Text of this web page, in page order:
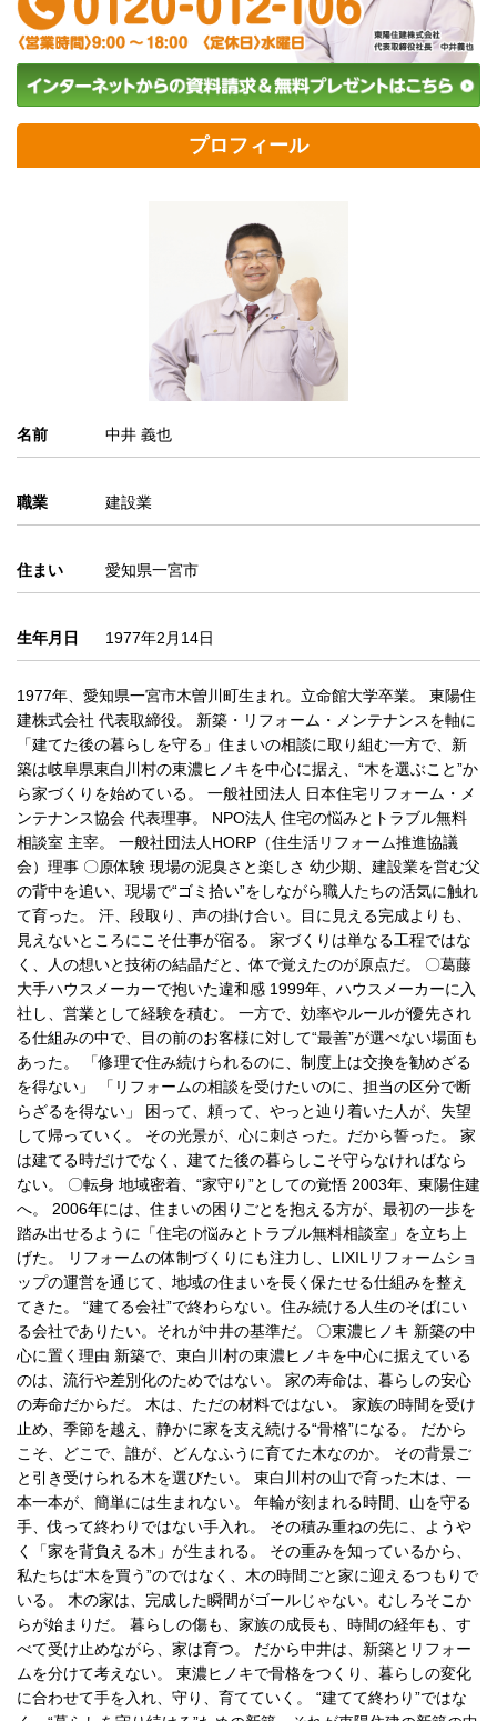
プロフィール
名前 中井 義也
職業 建設業
住まい 愛知県一宮市
生年月日 1977年2月14日
1977年、愛知県一宮市木曽川町生まれ。立命館大学卒業。 東陽住
建株式会社 代表取締役。 新築・リフォーム・メンテナンスを軸に
「建てた後の暮らしを守る」住まいの相談に取り組む一方で、新
築は岐阜県東白川村の東濃ヒノキを中心に据え、“木を選ぶこと”か
ら家づくりを始めている。 一般社団法人 日本住宅リフォーム・メ
ンテナンス協会 代表理事。 NPO法人 住宅の悩みとトラブル無料
相談室 主宰。 一般社団法人HORP（住生活リフォーム推進協議
会）理事 〇原体験 現場の泥臭さと楽しさ 幼少期、建設業を営む父
の背中を追い、現場で“ゴミ拾い”をしながら職人たちの活気に触れ
て育った。 汗、段取り、声の掛け合い。目に見える完成よりも、
見えないところにこそ仕事が宿る。 家づくりは単なる工程ではな
く、人の想いと技術の結晶だと、体で覚えたのが原点だ。 〇葛藤
大手ハウスメーカーで抱いた違和感 1999年、ハウスメーカーに入
社し、営業として経験を積む。 一方で、効率やルールが優先され
る仕組みの中で、目の前のお客様に対して“最善”が選べない場面も
あった。 「修理で住み続けられるのに、制度上は交換を勧めざる
を得ない」 「リフォームの相談を受けたいのに、担当の区分で断
らざるを得ない」 困って、頼って、やっと辿り着いた人が、失望
して帰っていく。 その光景が、心に刺さった。だから誓った。 家
は建てる時だけでなく、建てた後の暮らしこそ守らなければなら
ない。 〇転身 地域密着、“家守り”としての覚悟 2003年、東陽住建
へ。 2006年には、住まいの困りごとを抱える方が、最初の一歩を
踏み出せるように「住宅の悩みとトラブル無料相談室」を立ち上
げた。 リフォームの体制づくりにも注力し、LIXILリフォームショ
ップの運営を通じて、地域の住まいを長く保たせる仕組みを整え
てきた。 “建てる会社”で終わらない。住み続ける人生のそばにい
る会社でありたい。それが中井の基準だ。 〇東濃ヒノキ 新築の中
心に置く理由 新築で、東白川村の東濃ヒノキを中心に据えている
のは、流行や差別化のためではない。 家の寿命は、暮らしの安心
の寿命だからだ。 木は、ただの材料ではない。 家族の時間を受け
止め、季節を越え、静かに家を支え続ける“骨格”になる。 だから
こそ、どこで、誰が、どんなふうに育てた木なのか。 その背景ご
と引き受けられる木を選びたい。 東白川村の山で育った木は、一
本一本が、簡単には生まれない。 年輪が刻まれる時間、山を守る
手、伐って終わりではない手入れ。 その積み重ねの先に、ようや
く「家を背負える木」が生まれる。 その重みを知っているから、
私たちは“木を買う”のではなく、木の時間ごと家に迎えるつもりで
いる。 木の家は、完成した瞬間がゴールじゃない。むしろそこか
らが始まりだ。 暮らしの傷も、家族の成長も、時間の経年も、す
べて受け止めながら、家は育つ。 だから中井は、新築とリフォー
ムを分けて考えない。 東濃ヒノキで骨格をつくり、暮らしの変化
に合わせて手を入れ、守り、育てていく。 “建てて終わり”ではな